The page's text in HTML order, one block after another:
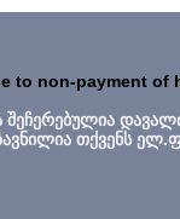
to non-payment of
შეჩერებულია
თქვენს